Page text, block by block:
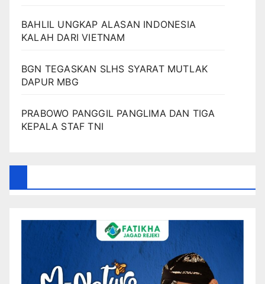
BAHLIL UNGKAP ALASAN INDONESIA
KALAH DARI VIETNAM
BGN TEGASKAN SLHS SYARAT MUTLAK
DAPUR MBG
PRABOWO PANGGIL PANGLIMA DAN TIGA
KEPALA STAF TNI